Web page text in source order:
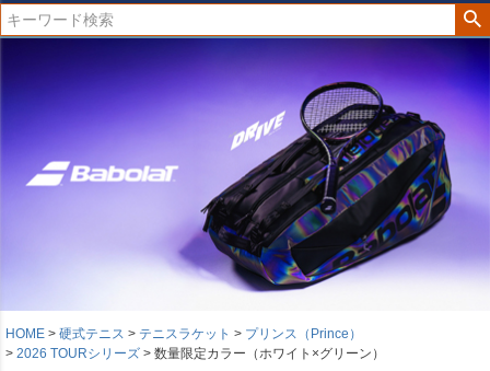
HOME 硬式テニス テニスラケット
プリンス（Prince）
2026 TOURシリーズ
数量限定カラー（ホワイト×グリーン）